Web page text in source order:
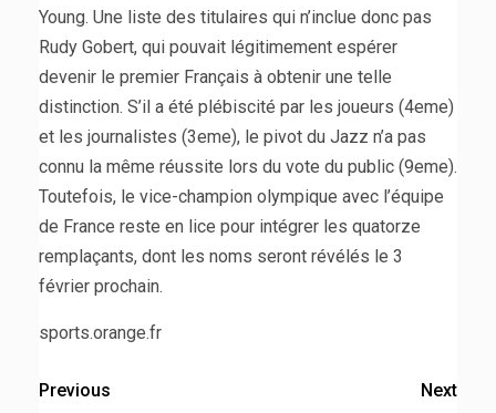
Young. Une liste des titulaires qui n’inclue donc pas
Rudy Gobert, qui pouvait légitimement espérer
devenir le premier Français à obtenir une telle
distinction. S’il a été plébiscité par les joueurs (4eme)
et les journalistes (3eme), le pivot du Jazz n’a pas
connu la même réussite lors du vote du public (9eme).
Toutefois, le vice-champion olympique avec l’équipe
de France reste en lice pour intégrer les quatorze
remplaçants, dont les noms seront révélés le 3
février prochain.
sports.orange.fr
Previous
Next